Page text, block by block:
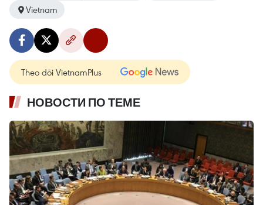
Vietnam
Theo dõi VietnamPlus
НОВОСТИ ПО ТЕМЕ